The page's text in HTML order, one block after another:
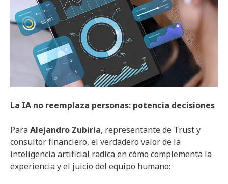
La IA no reemplaza personas: potencia decisiones
ParaAlejandro Zubiria, representante de Trust y
consultor financiero, el verdadero valor de la
inteligencia artificial radica en cómo complementa la
experiencia y el juicio del equipo humano: